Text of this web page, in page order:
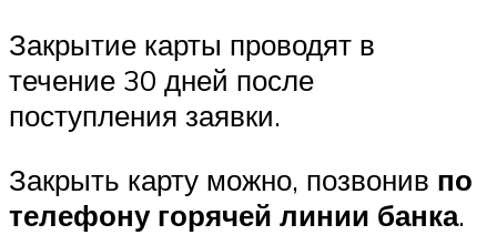
Закрытие карты проводят в
течение 30 дней после
поступления заявки.
Закрыть карту можно, позвонив по
телефону горячей линии банка.